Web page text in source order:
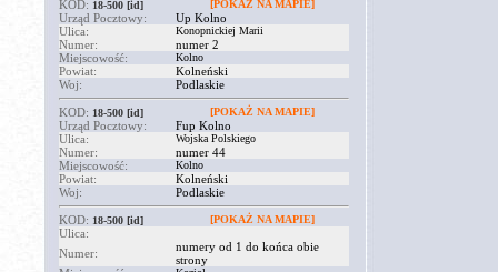
KOD: 18-500 [id] [POKAŻ NA MAPIE]
Urząd Pocztowy:
Up Kolno
Ulica:
Konopnickiej Marii
Numer:
numer 2
Miejscowość:
Kolno
Powiat:
Kolneński
Woj:
Podlaskie
KOD: 18-500 [id] [POKAŻ NA MAPIE]
Urząd Pocztowy:
Fup Kolno
Ulica:
Wojska Polskiego
Numer:
numer 44
Miejscowość:
Kolno
Powiat:
Kolneński
Woj:
Podlaskie
KOD: 18-500 [id] [POKAŻ NA MAPIE]
Ulica:
Numer:
numery od 1 do końca obie
strony